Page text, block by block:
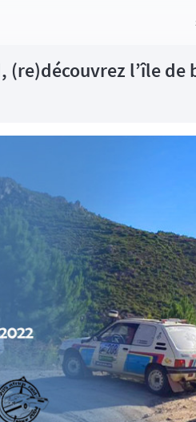
(re)découvrez l’île de